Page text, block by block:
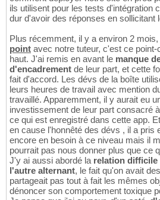
ils utilisent pour les tests d'intégration
dur d'avoir des réponses en sollicitant
Plus récemment, il y a environ 2
point avec notre tuteur, c'est ce point-
haut. J'ai remis en avant le manque
d'encadrement de leur part, et cette
fait d'accord. Les dévs de la boîte
leurs heures de travail avec mention
travaillé. Apparemment, il y aurait eu
investissement de leur part consacré
ce qui est enregistré dans cette app.
en cause l'honnêté des dévs , il a pris
encore en besoin à ce niveau mais il
pourrait pas nous donner plus que ce
J'y ai aussi abordé la relation difficile
l'autre alternant, le fait qu'on avait
partageait pas tout à fait les mêmes
dénoncer son comportement toxique